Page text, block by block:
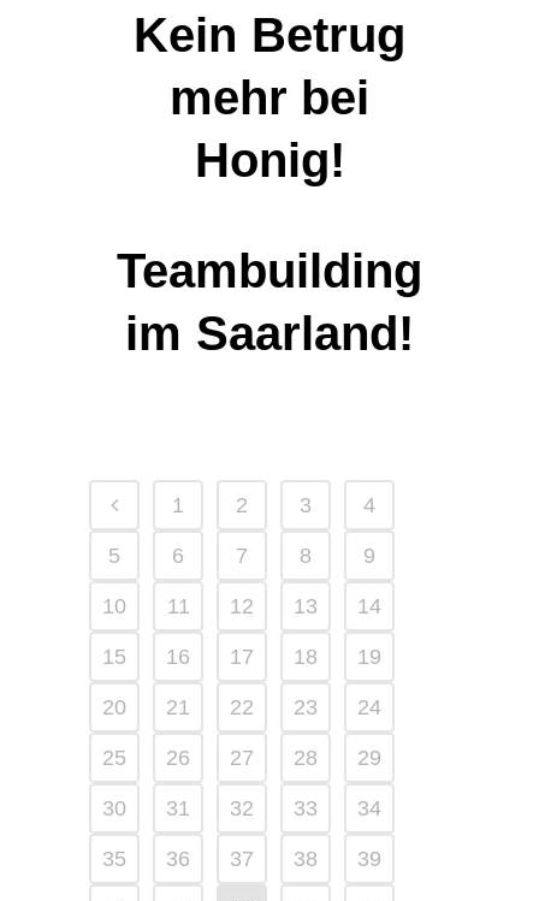
Kein Betrug
mehr bei
Honig!
Teambuilding
im Saarland!
1 2 3 4
5 6 7 8 9
10 11 12 13 14
15 16 17 18 19
20 21 22 23 24
25 26 27 28 29
30 31 32 33 34
35 36 37 38 39